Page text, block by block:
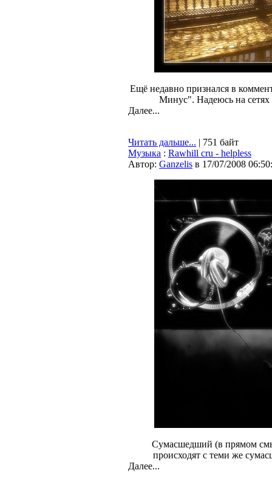
Ещё недавно признался в
Минус". Надеюсь на
Далее...
Читать дальше... | 751 байт
Музыка : Rawhill cru - helpless
Автор: Ganzelis в 17/07/2008
Сумасшедший (в прямом
происходят с теми же
Далее...